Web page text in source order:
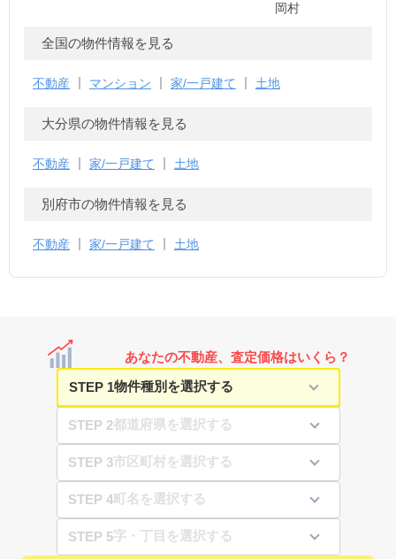
岡村
全国の物件情報を見る
不動産 マンション 家/一戸建て 土地
大分県の物件情報を見る
不動産 家/一戸建て 土地
別府市の物件情報を見る
不動産 家/一戸建て 土地
あなたの不動産、査定価格はいくら？
STEP 1
STEP 2
STEP 3
STEP 4
STEP 5